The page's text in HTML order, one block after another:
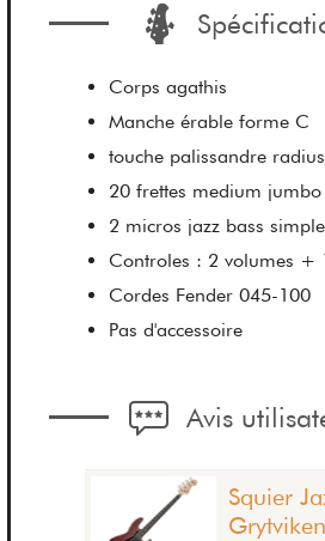
Corps agathis
Manche érable forme C
touche palissandre
20 frettes medium jumbo
2 micros jazz bass
Controles : 2 volumes +
Cordes Fender 045-100
Pas d'accessoire
Avis
Squier
Grytviken